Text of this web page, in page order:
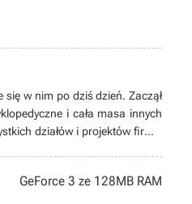
się w nim po dziś dzień. Zaczął
i cała masa innych
działów i projektów firmy;
budownictwa wodnego.
GeForce 3 ze 128MB RAM